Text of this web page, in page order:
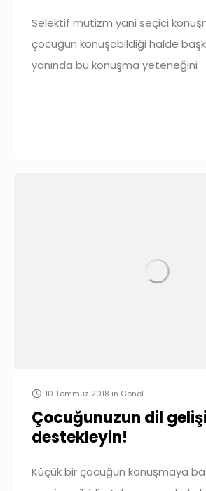
Selektif mutizm yani seçici
çocuğun konuşabildiği halde
yanında bu konuşma yeteneğini
10 Temmuz 2018 in Genel
Çocuğunuzun dil
destekleyin!
Küçük bir çocuğun konuşmaya